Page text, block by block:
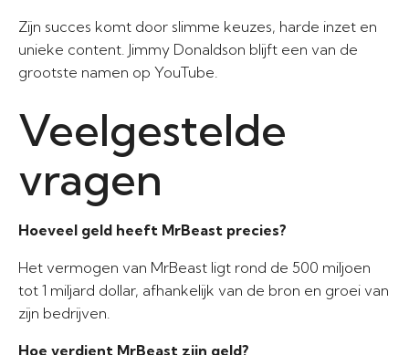
Zijn succes komt door slimme keuzes, harde inzet en
unieke content. Jimmy Donaldson blijft een van de
grootste namen op YouTube.
Veelgestelde
vragen
Hoeveel geld heeft MrBeast precies?
Het vermogen van MrBeast ligt rond de 500 miljoen
tot 1 miljard dollar, afhankelijk van de bron en groei van
zijn bedrijven.
Hoe verdient MrBeast zijn geld?